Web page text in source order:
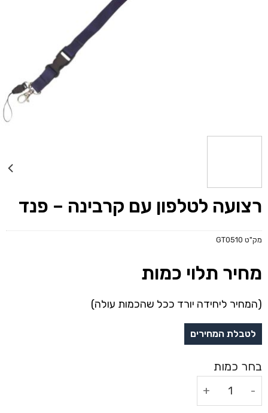
רצועה לטלפון עם קרבינה – פנד
מק"ט GT0510
מחיר תלוי כמות
(המחיר ליחידה יורד ככל שהכמות עולה)